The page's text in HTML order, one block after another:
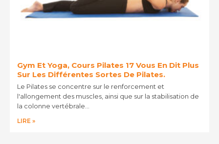
Gym Et Yoga, Cours Pilates 17 Vous En Dit Plus
Sur Les Différentes Sortes De Pilates.
Le Pilates se concentre sur le renforcement et
l'allongement des muscles, ainsi que sur la stabilisation de
la colonne vertébrale…
LIRE »